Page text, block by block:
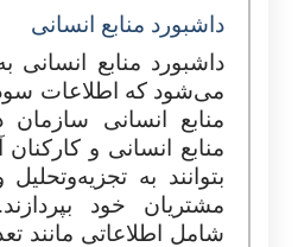
داشبورد منابع انسانی
داشبورد منابع انسانی
می‌شود که اطلاعات
منابع انسانی سازمان
منابع انسانی و
بتوانند به
مشتریان خود
شامل اطلاعاتی مانند